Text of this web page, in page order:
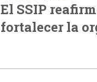
El SSIP
fortalecer la